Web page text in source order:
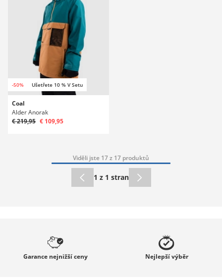
-50% Ušetřete 10 % V Setu
Coal
Alder Anorak
€ 219,95 € 109,95
Viděli jste 17 z 17 produktů
1 z 1 stran
Garance nejnižší ceny Nejlepšívýběr